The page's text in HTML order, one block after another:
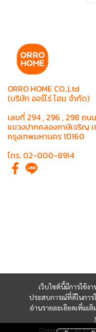
เว็บไซต์นี้มีการใช้ง
ประสบการณ์ที่ดีในการ
อ่านรายละเอียดเพิ่มเติ
ORRO HOME CO.,Ltd
(บริษัท ออร์โร่ โฮม จำกัด)
เลขที่ 294 , 296 , 298 ถน
แขวงปากคลองภาษีเจริญ
กรุงเทพมหานคร 10160
โทร. 02-000-8914
Copyright | All